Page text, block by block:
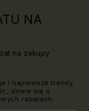
NA
na zakupy
i najnowsze trendy
dowie się o
rabatach.